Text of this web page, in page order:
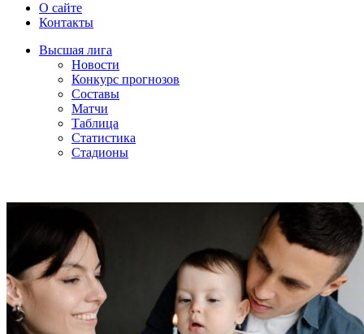
О сайте
Контакты
Высшая лига
Новости
Конкурс прогнозов
Составы
Матчи
Таблица
Статистика
Стадионы